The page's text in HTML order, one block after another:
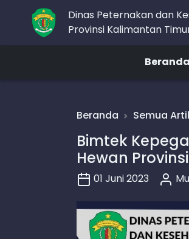
Dinas Peternakan dan
Provinsi Kalimantan
Beranda
Beranda Semua
Bimtek
Hewan
01 Juni 2023